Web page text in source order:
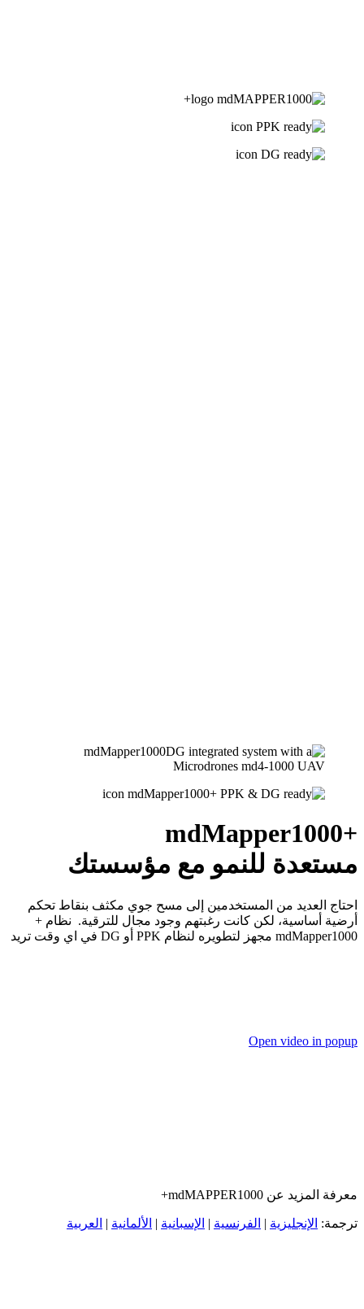
mdMapper1000+‎
مستعدة للنمو مع مؤسستك
احتاج العديد من المستخدمين إلى مسح جوي مكثف بنقاط تحكم
أرضية أساسية، لكن كانت رغبتهم وجود مجال للترقية. نظام +
mdMapper1000 مجهز لتطويره لنظام PPK أو DG في اي وقت تريد
Open video in popup
معرفة المزيد عن mdMAPPER1000+
ترجمة: الإنجليزية | الفرنسية | الإسبانية | الألمانية | العربية